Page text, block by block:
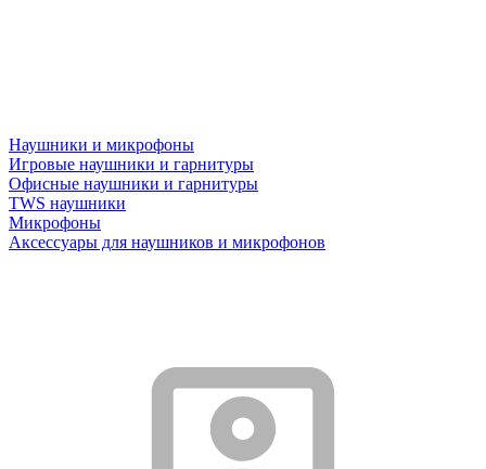
Наушники и микрофоны
Игровые наушники и гарнитуры
Офисные наушники и гарнитуры
TWS наушники
Микрофоны
Аксессуары для наушников и микрофонов